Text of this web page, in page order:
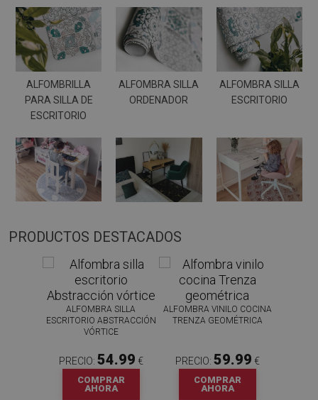
ALFOMBRILLA
PARA SILLA DE
ESCRITORIO
ALFOMBRA SILLA
ORDENADOR
ALFOMBRA SILLA
ESCRITORIO
PRODUCTOS DESTACADOS
ALFOMBRA SILLA
ESCRITORIO ABSTRACCIÓN
VÓRTICE
PRECIO: 54.99 €
COMPRAR
AHORA
ALFOMBRA VINILO COCINA
TRENZA GEOMÉTRICA
PRECIO: 59.99 €
COMPRAR
AHORA